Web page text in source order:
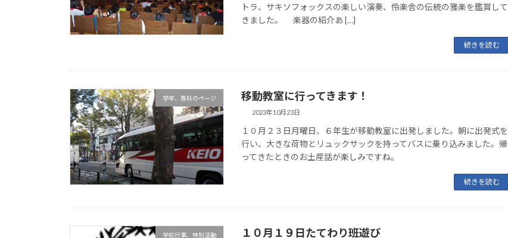
トラ、サキソフォックスの楽しい演奏、伶楽舎の伝統の雅楽を鑑賞して
きました。 楽器の紹介あ […]
続きを読む
学年、専科のページ 移動教室に行ってきます！
2023年10月23日
１０月２３日月曜日、６年生が移動教室に出発しました。朝に出発式を
行い、大きな荷物とリュックサックを持ってバスに乗り込みました。帰
ってきたときのお土産話が楽しみですね。
続きを読む
学校行事、特別活動 １０月１９日たてわり班遊び